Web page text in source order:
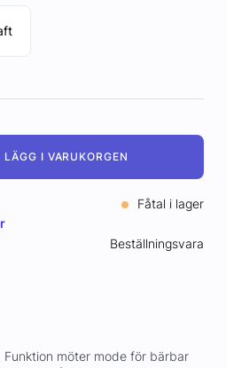
LÄGG I VARUKORGEN
Fåtal i lager
Beställningsvara
möter mode för bärbar